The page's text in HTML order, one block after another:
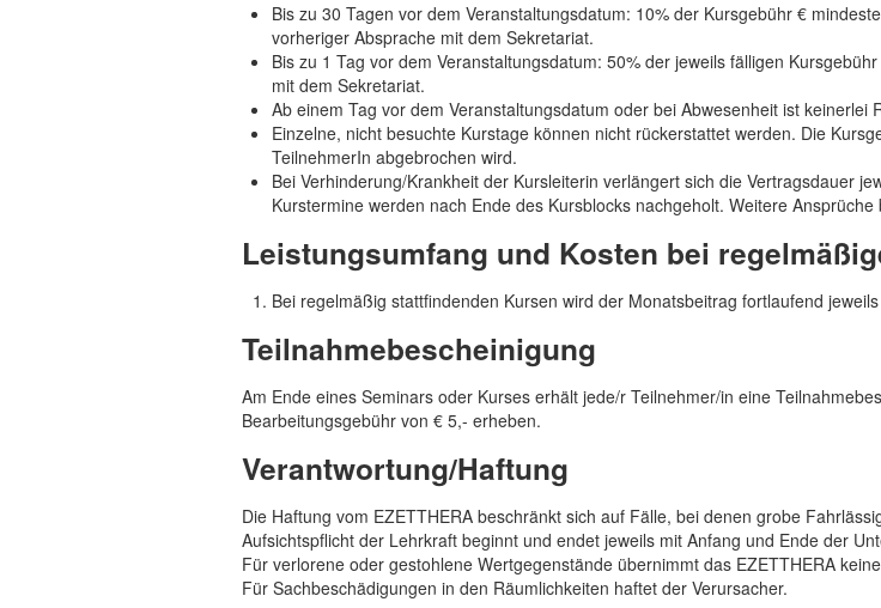
Bis zu 30 Tagen vor dem Veranstaltungsdatum: 10% der Kursgebühr €
vorheriger Absprache mit dem Sekretariat.
Bis zu 1 Tag vor dem Veranstaltungsdatum: 50% der jeweils fälligen
mit dem Sekretariat.
Ab einem Tag vor dem Veranstaltungsdatum oder bei Abwesenheit ist keinerlei
Einzelne, nicht besuchte Kurstage können nicht rückerstattet werden. Die
TeilnehmerIn abgebrochen wird.
Bei Verhinderung/Krankheit der Kursleiterin verlängert sich die Vertragsdauer
Kurstermine werden nach Ende des Kursblocks nachgeholt. Weitere Ansprüche
Leistungsumfang und Kosten bei
Bei regelmäßig stattfindenden Kursen wird der Monatsbeitrag fortlaufend
Teilnahmebescheinigung
Am Ende eines Seminars oder Kurses erhält jede/r Teilnehmer/in eine
Bearbeitungsgebühr von € 5,- erheben.
Verantwortung/Haftung
Die Haftung vom EZETTHERA beschränkt sich auf Fälle, bei denen grobe
Aufsichtspflicht der Lehrkraft beginnt und endet jeweils mit Anfang und Ende der
Für verlorene oder gestohlene Wertgegenstände übernimmt das EZETTHERA
Für Sachbeschädigungen in den Räumlichkeiten haftet der Verursacher.